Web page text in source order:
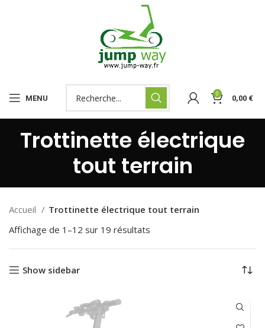
MENU 0 0,00 €
Trottinette électrique
tout terrain
Accueil
Trottinette électrique tout terrain
Affichage de 1–12 sur 19 résultats
Show sidebar